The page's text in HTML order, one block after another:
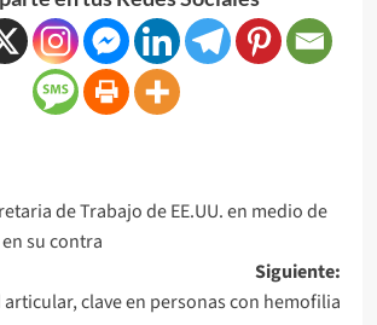
de Trabajo de EE.UU. en medio de
su contra
Siguiente:
articular, clave en personas con hemofilia